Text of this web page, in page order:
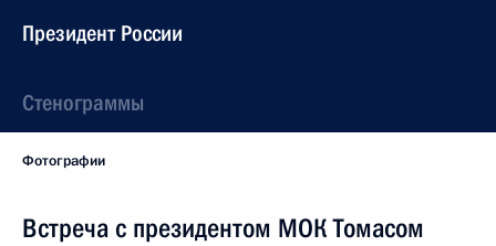
Президент России
Стенограммы
Фотографии
Встреча с президентом МОК Томасом